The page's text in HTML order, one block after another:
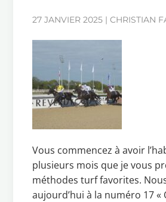
27 JANVIER 2025 | CHRISTIAN
Vous commencez à avoir
plusieurs mois que je vous
méthodes turf favorites.
aujourd’hui à la numéro 17 «